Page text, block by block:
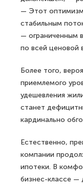
— Этот
стабильным
— ограниченным
по всей ценовой
Более того,
приемлемого
удешевления
станет
кардинально
Естественно,
компании
ипотеки. В
бизнес-классе —